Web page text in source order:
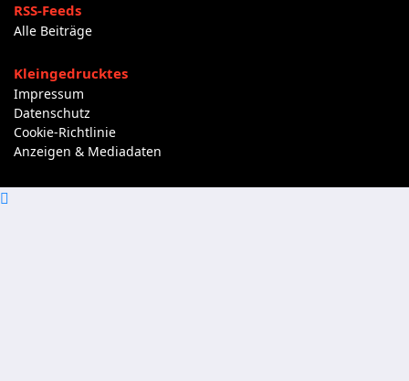
RSS-Feeds
Alle Beiträge
Kleingedrucktes
Impressum
Datenschutz
Cookie-Richtlinie
Anzeigen & Mediadaten